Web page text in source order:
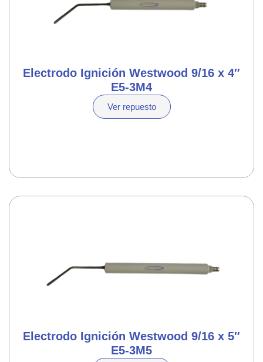
Electrodo Ignición Westwood 9/16 x 4″
E5-3M4
Ver repuesto
Electrodo Ignición Westwood 9/16 x 5″
E5-3M5